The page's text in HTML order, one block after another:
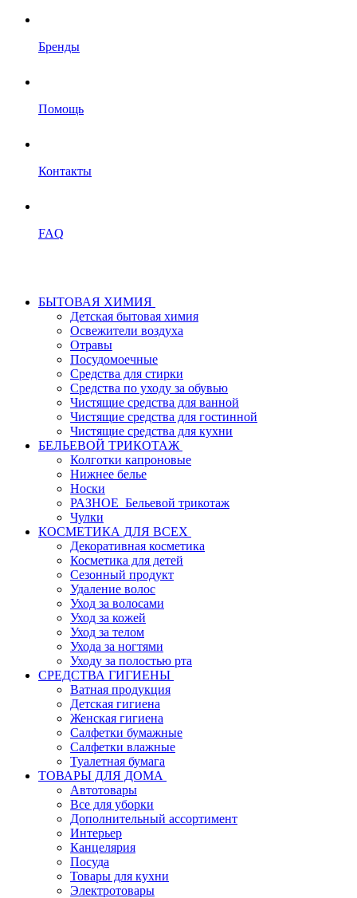
Бренды
Помощь
Контакты
FAQ
БЫТОВАЯ ХИМИЯ
Детская бытовая химия
Освежители воздуха
Отравы
Посудомоечные
Средства для стирки
Средства по уходу за обувью
Чистящие средства для ванной
Чистящие средства для гостинной
Чистящие средства для кухни
БЕЛЬЕВОЙ ТРИКОТАЖ
Колготки капроновые
Нижнее белье
Носки
РАЗНОЕ_Бельевой трикотаж
Чулки
КОСМЕТИКА ДЛЯ ВСЕХ
Декоративная косметика
Косметика для детей
Сезонный продукт
Удаление волос
Уход за волосами
Уход за кожей
Уход за телом
Ухода за ногтями
Уходу за полостью рта
СРЕДСТВА ГИГИЕНЫ
Ватная продукция
Детская гигиена
Женская гигиена
Салфетки бумажные
Салфетки влажные
Туалетная бумага
ТОВАРЫ ДЛЯ ДОМА
Автотовары
Все для уборки
Дополнительный ассортимент
Интерьер
Канцелярия
Посуда
Товары для кухни
Электротовары